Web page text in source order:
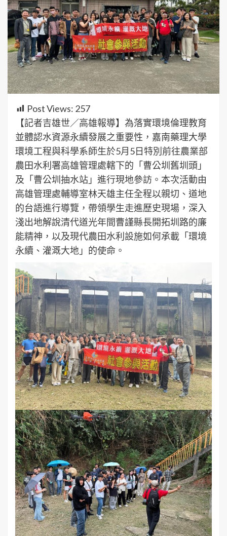
Post Views: 257
【記者吉雄世／高雄報導】為落實環境倫理教育
並體認水資源永續發展之重要性，嘉南藥理大學
環境工程與科學系師生於5月5日特別前往農業部
農田水利署高雄管理處轄下的「曹公圳舊圳頭」
及「曹公圳抽水站」進行現地參訪。本次活動由
高雄管理處輔導室林天雄主任全程以親切、道地
的台語進行導覽，帶領學生走進歷史現場，深入
淺出地解說清代道光年間曹謹縣長開拓圳路的廉
能精神，以及現代農田水利設施如何承載「環境
永續、灌溉大地」的使命。